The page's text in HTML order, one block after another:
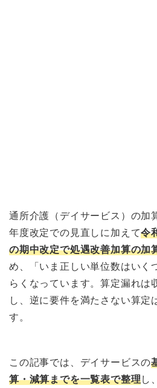
通所介護（デイサービス）の加
年度改定での見直しに加えて令
の期中改定で処遇改善加算の加
め、「いま正しい単位数はいく
らくなっています。算定漏れは
し、逆に要件を満たさない算定
す。
この記事では、デイサービスの
算・減算までを一覧表で整理し